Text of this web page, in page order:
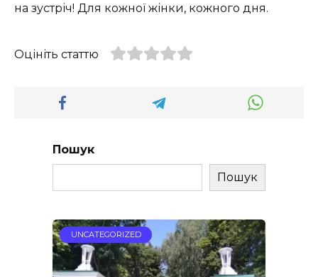
на зустріч! Для кожної жінки, кожного дня.
Оцініть статтю
Пошук
Пошук
UNCATEGORIZED